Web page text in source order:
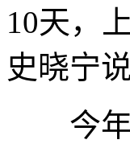
10天，
史晓宁说
今年8